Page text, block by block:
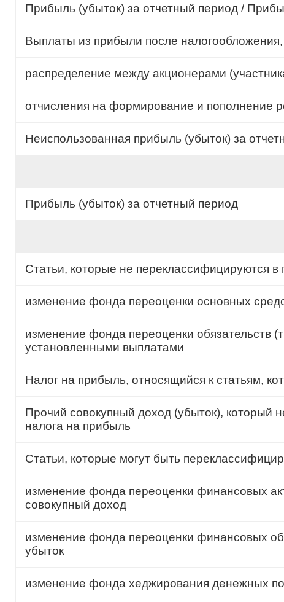
Прибыль (убыток) за отчетный период /
Выплаты из прибыли после налогообложения,
распределение между акционерами
отчисления на формирование и пополнение
Неиспользованная прибыль (убыток) за
Прибыль (убыток) за отчетный период
Статьи, которые не переклассифицируются
изменение фонда переоценки основных
изменение фонда переоценки обязательств
установленными выплатами
Налог на прибыль, относящийся к статьям,
Прочий совокупный доход (убыток), который
налога на прибыль
Статьи, которые могут быть
изменение фонда переоценки финансовых
совокупный доход
изменение фонда переоценки финансовых
убыток
изменение фонда хеджирования денежных